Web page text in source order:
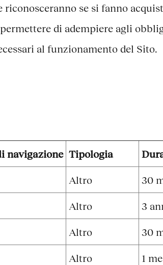
se si fanno
di adempiere agli
al funzionamento del Sito.
navigazione Tipologia
Altro 30
Altro 3
Altro 30
Altro 1